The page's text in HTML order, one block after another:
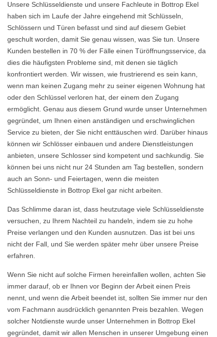
Unsere Schlüsseldienste und unsere Fachleute in Bottrop Ekel
haben sich im Laufe der Jahre eingehend mit Schlüsseln,
Schlössern und Türen befasst und sind auf diesem Gebiet
geschult worden, damit Sie genau wissen, was Sie tun. Unsere
Kunden bestellen in 70 % der Fälle einen Türöffnungsservice, da
dies die häufigsten Probleme sind, mit denen sie täglich
konfrontiert werden. Wir wissen, wie frustrierend es sein kann,
wenn man keinen Zugang mehr zu seiner eigenen Wohnung hat
oder den Schlüssel verloren hat, der einem den Zugang
ermöglicht. Genau aus diesem Grund wurde unser Unternehmen
gegründet, um Ihnen einen anständigen und erschwinglichen
Service zu bieten, der Sie nicht enttäuschen wird. Darüber hinaus
können wir Schlösser einbauen und andere Dienstleistungen
anbieten, unsere Schlosser sind kompetent und sachkundig. Sie
können bei uns nicht nur 24 Stunden am Tag bestellen, sondern
auch an Sonn- und Feiertagen, wenn die meisten
Schlüsseldienste in Bottrop Ekel gar nicht arbeiten.
Das Schlimme daran ist, dass heutzutage viele Schlüsseldienste
versuchen, zu Ihrem Nachteil zu handeln, indem sie zu hohe
Preise verlangen und den Kunden ausnutzen. Das ist bei uns
nicht der Fall, und Sie werden später mehr über unsere Preise
erfahren.
Wenn Sie nicht auf solche Firmen hereinfallen wollen, achten Sie
immer darauf, ob er Ihnen vor Beginn der Arbeit einen Preis
nennt, und wenn die Arbeit beendet ist, sollten Sie immer nur den
vom Fachmann ausdrücklich genannten Preis bezahlen. Wegen
solcher Notdienste wurde unser Unternehmen in Bottrop Ekel
gegründet, damit wir allen Menschen in unserer Umgebung einen